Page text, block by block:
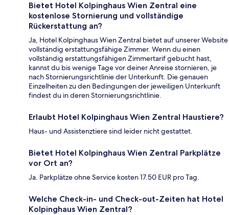
Bietet Hotel Kolpinghaus Wien Zentral eine
kostenlose Stornierung und vollständige
Rückerstattung an?
Ja, Hotel Kolpinghaus Wien Zentral bietet auf unserer Website
vollständig erstattungsfähige Zimmer. Wenn du einen
vollständig erstattungsfähigen Zimmertarif gebucht hast,
kannst du bis wenige Tage vor deiner Anreise stornieren, je
nach Stornierungsrichtlinie der Unterkunft. Die genauen
Einzelheiten zu den Bedingungen der jeweiligen Unterkunft
findest du in deren Stornierungsrichtlinie.
Erlaubt Hotel Kolpinghaus Wien Zentral Haustiere?
Haus- und Assistenztiere sind leider nicht gestattet.
Bietet Hotel Kolpinghaus Wien Zentral Parkplätze
vor Ort an?
Ja. Parkplätze ohne Service kosten 17.50 EUR pro Tag.
Welche Check-in- und Check-out-Zeiten hat Hotel
Kolpinghaus Wien Zentral?